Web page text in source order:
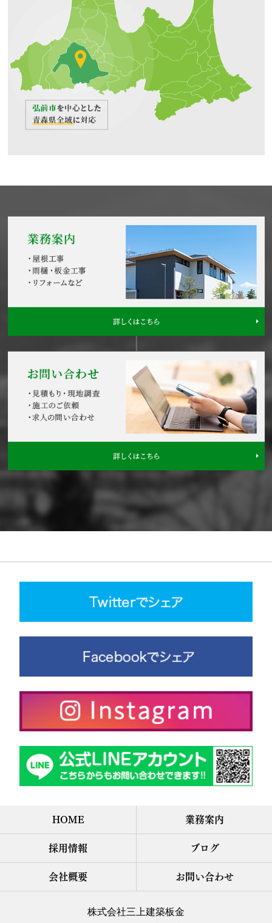
HOME 業務案内
採用情報 ブログ
会社概要 お問い合わせ
株式会社三上建築板金